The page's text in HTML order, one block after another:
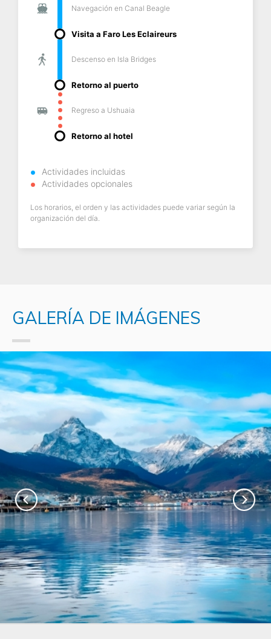
Navegación en Canal Beagle
Visita a Faro Les Eclaireurs
Descenso en Isla Bridges
Retorno al puerto
Regreso a Ushuaia
Retorno al hotel
Actividades incluidas
Actividades opcionales
Los horarios, el orden y las actividades puede variar según la
organización del día.
GALERÍA DE IMÁGENES